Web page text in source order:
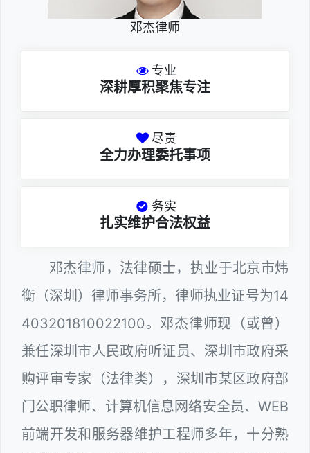
邓杰律师
专业
深耕厚积聚焦专注
尽责
全力办理委托事项
务实
扎实维护合法权益
邓杰律师，法律硕士，执业于北京市炜
衡（深圳）律师事务所，律师执业证号为14
403201810022100。邓杰律师现（或曾）
兼任深圳市人民政府听证员、深圳市政府采
购评审专家（法律类），深圳市某区政府部
门公职律师、计算机信息网络安全员、WEB
前端开发和服务器维护工程师多年，十分熟